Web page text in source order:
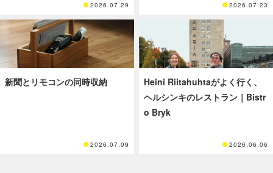
2026.07.29 2026.07.23
新聞とリモコンの同時収納
2026.07.09
Heini Riitahuhtaがよく行く、
ヘルシンキのレストラン｜Bistr
o Bryk
2026.06.06